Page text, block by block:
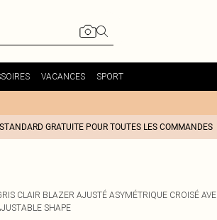
VACANCES SPORT
GRATUITE POUR TOUTES LES COMMANDES
CLAIR BLAZER AJUSTÉ ASYMÉTRIQUE CROISÉ
SHAPE